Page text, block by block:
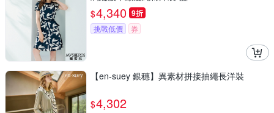
$4,340 9折
挑戰低價 券
【en-suey 銀穗】異素材拼接抽繩長洋裝
$4,302